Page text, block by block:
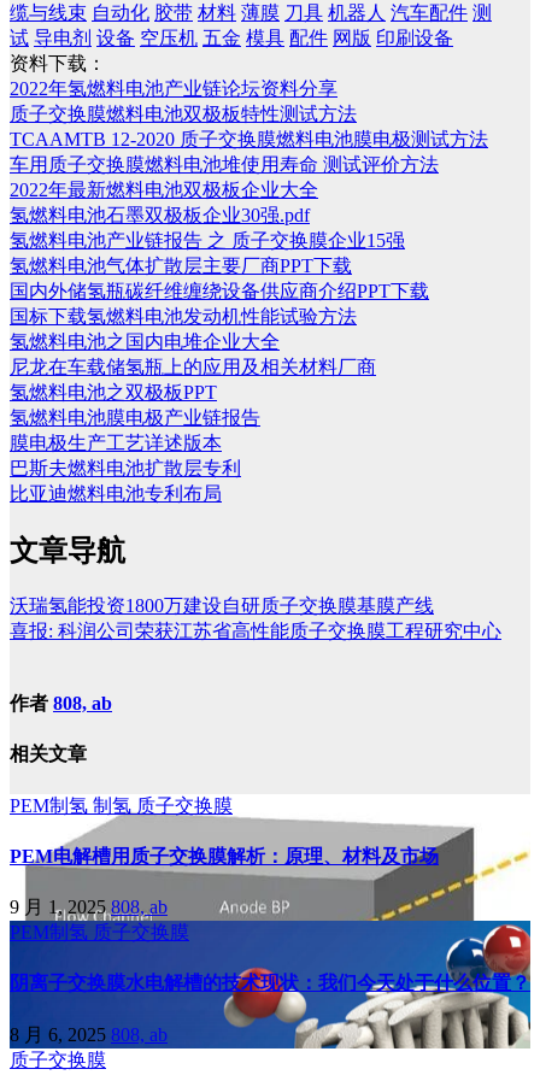
缆与线束 自动化 胶带 材料 薄膜 刀具 机器人 汽车配件 测
试 导电剂 设备 空压机 五金 模具 配件 网版 印刷设备
资料下载：
2022年氢燃料电池产业链论坛资料分享
质子交换膜燃料电池双极板特性测试方法
TCAAMTB 12-2020 质子交换膜燃料电池膜电极测试方法
车用质子交换膜燃料电池堆使用寿命 测试评价方法
2022年最新燃料电池双极板企业大全
氢燃料电池石墨双极板企业30强.pdf
氢燃料电池产业链报告 之 质子交换膜企业15强
氢燃料电池气体扩散层主要厂商PPT下载
国内外储氢瓶碳纤维缠绕设备供应商介绍PPT下载
国标下载氢燃料电池发动机性能试验方法
氢燃料电池之国内电堆企业大全
尼龙在车载储氢瓶上的应用及相关材料厂商
氢燃料电池之双极板PPT
氢燃料电池膜电极产业链报告
膜电极生产工艺详述版本
巴斯夫燃料电池扩散层专利
比亚迪燃料电池专利布局
文章导航
沃瑞氢能投资1800万建设自研质子交换膜基膜产线
喜报: 科润公司荣获江苏省高性能质子交换膜工程研究中心
作者 808, ab
相关文章
PEM制氢 制氢 质子交换膜
PEM电解槽用质子交换膜解析：原理、材料及市场
9 月 1, 2025 808, ab
PEM制氢 质子交换膜
阴离子交换膜水电解槽的技术现状：我们今天处于什么位置？
8 月 6, 2025 808, ab
质子交换膜